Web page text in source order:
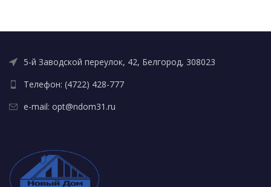
5-й Заводской переулок, 42, Белгород, 308023
Телефон: (4722) 428-777
e-mail: opt@ndom31.ru